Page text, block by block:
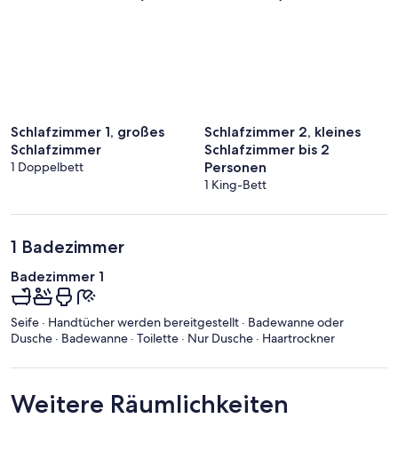
Schlafzimmer 1, großes
Schlafzimmer
1 Doppelbett
Schlafzimmer 2, kleines
Schlafzimmer bis 2
Personen
1 King-Bett
1 Badezimmer
Badezimmer 1
Seife · Handtücher werden bereitgestellt · Badewanne oder
Dusche · Badewanne · Toilette · Nur Dusche · Haartrockner
Weitere Räumlichkeiten